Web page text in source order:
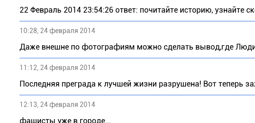
22 Февраль 2014 23:54:26 ответ: почитайте историю, узнайте
10:28, 24 февраля 2014
Даже внешне по фотографиям можно сделать вывод,где
11:12, 24 февраля 2014
Последняя преграда к лучшей жизни разрушена! Вот теперь
12:13, 24 февраля 2014
фашисты уже в городе...